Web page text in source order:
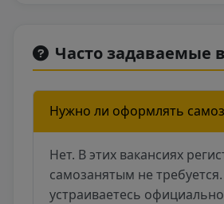
Часто задаваемые
Нужно ли оформлять
Нет. В этих вакансиях
самозанятым не
устраиваетесь